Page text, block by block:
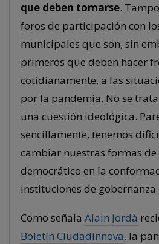
que deben tomarse.
foros de participación con
municipales que son, sin
primeros que deben hacer
cotidianamente, a las
por la pandemia. No se
una cuestión ideológica.
sencillamente, tenemos
cambiar nuestras formas
democrático en la
instituciones de
Como señala Alain Jordà
Boletín Ciudadinnova, la